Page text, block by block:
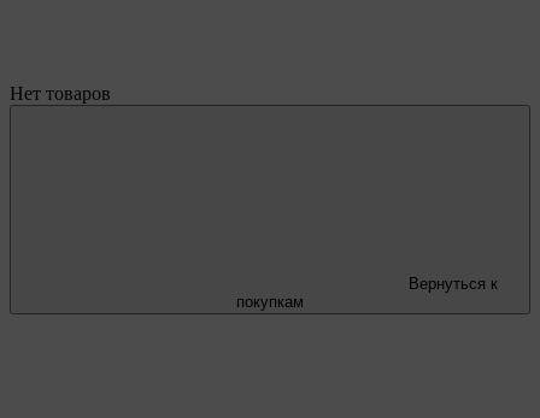
Нет товаров
Вернуться к
покупкам